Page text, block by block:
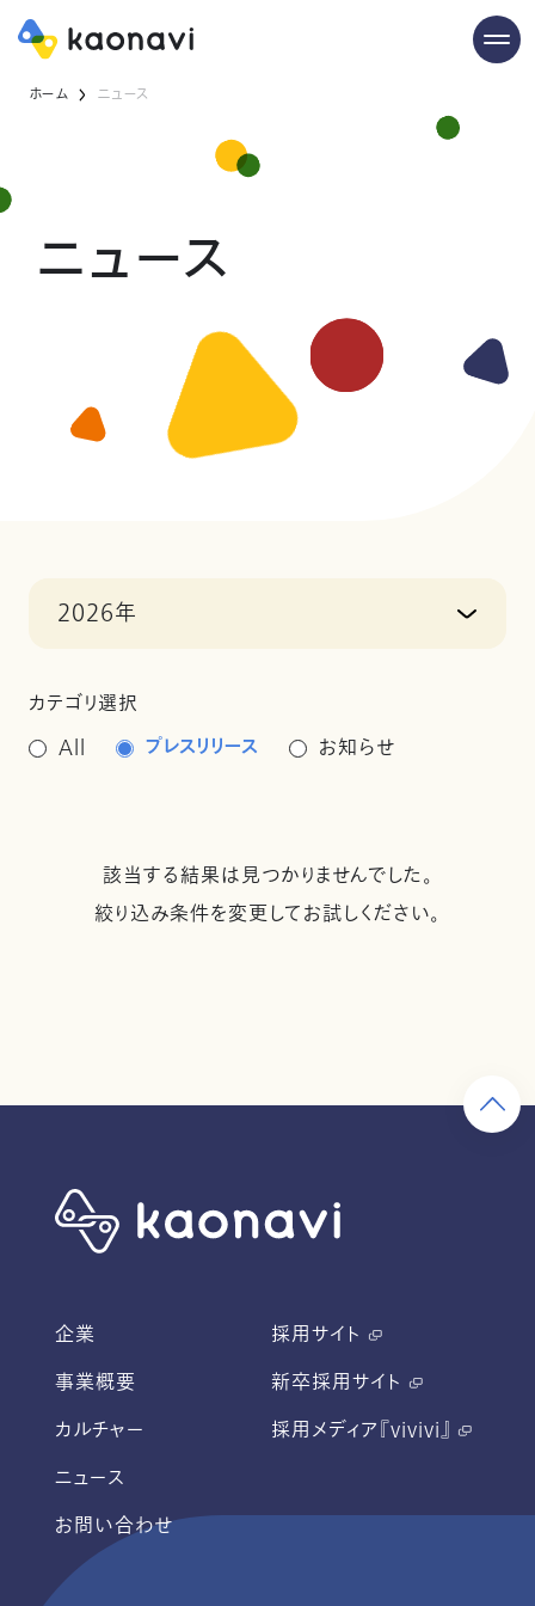
ホーム ニュース
ニュース
2026年
カテゴリ選択
All
プレスリリース お知らせ
該当する結果は見つかりませんでした。
絞り込み条件を変更してお試しください。
企業
事業概要
カルチャー
ニュース
お問い合わせ
採用サイト
新卒採用サイト
採用メディア『vivivi』